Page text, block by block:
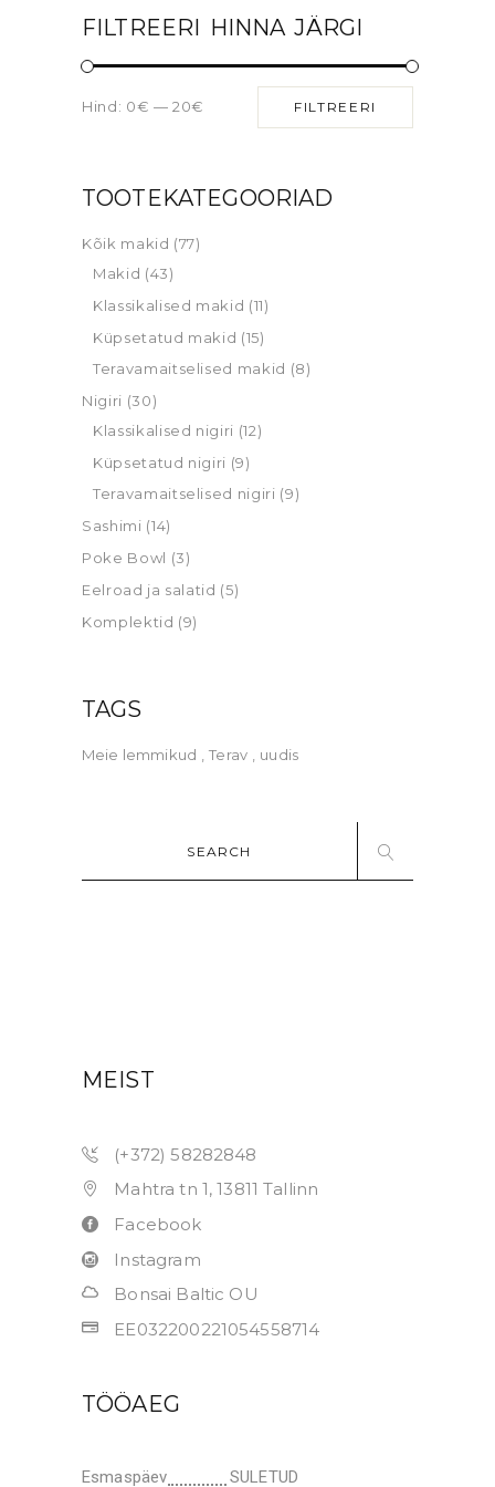
FILTREERI HINNA JÄRGI
FILTREERI
Hind: 0€ —20€
TOOTEKATEGOORIAD
Kõik makid (77)
Makid (43)
Klassikalised makid (11)
Küpsetatud makid (15)
Teravamaitselised makid (8)
Nigiri (30)
Klassikalised nigiri (12)
Küpsetatud nigiri (9)
Teravamaitselised nigiri (9)
Sashimi (14)
Poke Bowl (3)
Eelroad ja salatid (5)
Komplektid (9)
TAGS
Meie lemmikud Terav uudis
MEIST
(+372) 58282848
Mahtra tn 1, 13811 Tallinn
Facebook
Instagram
Bonsai Baltic OU
EE032200221054558714
TÖÖAEG
Esmaspäev SULETUD